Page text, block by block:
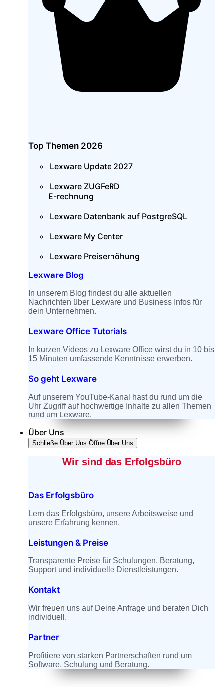
Top Themen 2026
Lexware Update 2027
Lexware ZUGFeRD
E-rechnung
Lexware Datenbank auf PostgreSQL
Lexware My Center
Lexware Preiserhöhung
Lexware Blog
In unserem Blog findest du alle aktuellen
Nachrichten über Lexware und Business Infos für
dein Unternehmen.
Lexware Office Tutorials
In kurzen Videos zu Lexware Office wirst du in 10 bis
15 Minuten umfassende Kenntnisse erwerben.
So geht Lexware
Auf unserem YouTube-Kanal hast du rund um die
Uhr Zugriff auf hochwertige Inhalte zu allen Themen
rund um Lexware.
Über Uns
Schließe Über Uns Öffne Über Uns
Wir sind das Erfolgsbüro
Das Erfolgsbüro
Lern das Erfolgsbüro, unsere Arbeitsweise und
unsere Erfahrung kennen.
Leistungen & Preise
Transparente Preise für Schulungen, Beratung,
Support und individuelle Dienstleistungen.
Kontakt
Wir freuen uns auf Deine Anfrage und beraten Dich
individuell.
Partner
Profitiere von starken Partnerschaften rund um
Software, Schulung und Beratung.